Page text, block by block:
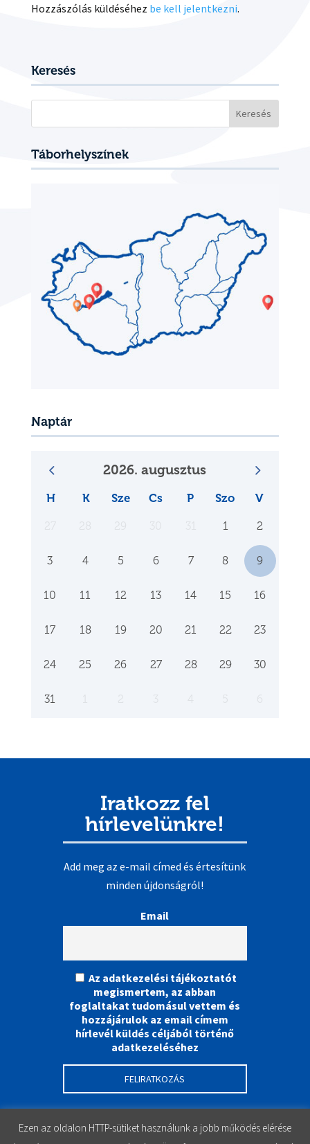
Hozzászólás küldéséhez be kell jelentkezni.
Keresés
Táborhelyszínek
Naptár
2026. augusztus
H K Sze Cs P Szo V
1 2
3 4 5 6 7 8 9
10 11 12 13 14 15 16
17 18 19 20 21 22 23
24 25 26 27 28 29 30
31
Iratkozz fel
hírlevelünkre!
Add meg az e-mail címed és értesítünk
minden újdonságról!
Email
Az adatkezelési tájékoztatót
megismertem, az abban
foglaltakat tudomásul vettem és
hozzájárulok az email címem
hírlevél küldés céljából történő
adatkezeléséhez
Ezen az oldalon HTTP-sütiket használunk a jobb működés elérése